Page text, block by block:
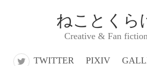
ねことくら
Creative & Fan
TWITTER PIXIV